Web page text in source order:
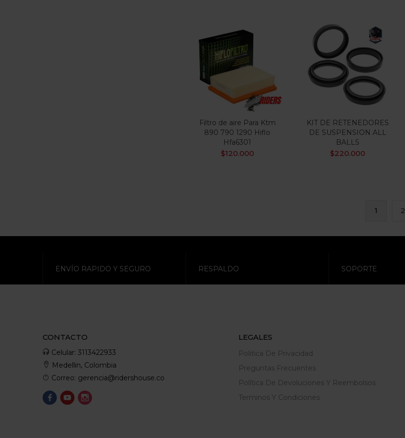
Filtro de aire Para Ktm
890 790 1290 Hiflo
Hfa6301
$120.000
KIT DE RETENEDORES
DE SUSPENSION ALL
BALLS
$220.000
1 2
ENVÍO RAPIDO Y SEGURO RESPALDO SOPORTE
CONTACTO
Celular: 3113422933
Medellin, Colombia
Correo: gerencia@ridershouse.co
LEGALES
Politica De Privacidad
Preguntas Frecuentes
Política De Devoluciones Y Reembolsos
Terminos Y Condiciones